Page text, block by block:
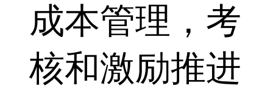
成本管理，考
核和激励推进